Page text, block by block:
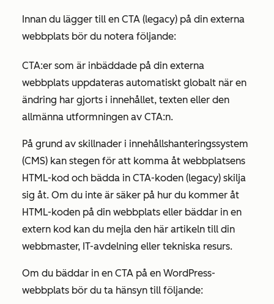
Innan du lägger till en CTA (legacy) på din externa
webbplats bör du notera följande:
CTA:er som är inbäddade på din externa
webbplats uppdateras automatiskt globalt när en
ändring har gjorts i innehållet, texten eller den
allmänna utformningen av CTA:n.
På grund av skillnader i innehållshanteringssystem
(CMS) kan stegen för att komma åt webbplatsens
HTML-kod och bädda in CTA-koden (legacy) skilja
sig åt. Om du inte är säker på hur du kommer åt
HTML-koden på din webbplats eller bäddar in en
extern kod kan du mejla den här artikeln till din
webbmaster, IT-avdelning eller tekniska resurs.
Om du bäddar in en CTA på en WordPress-
webbplats bör du ta hänsyn till följande: